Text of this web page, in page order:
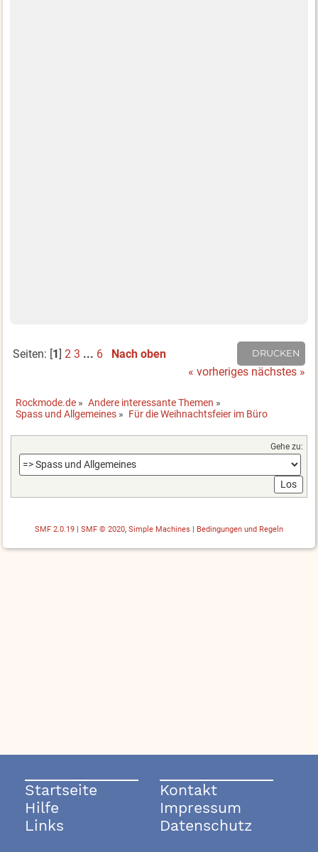
DRUCKEN
Seiten: [1] 2 3 ... 6
Nach oben
« vorheriges nächstes »
Rockmode.de » Andere interessante Themen »
Spass und Allgemeines » Für die Weihnachtsfeier im Büro
Gehe zu:
SMF 2.0.19 | SMF © 2020, Simple Machines | Bedingungen und Regeln
Startseite
Hilfe
Links
Kontakt
Impressum
Datenschutz